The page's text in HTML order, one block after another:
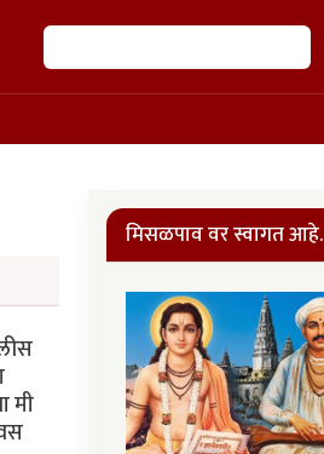
शोध
मी
मिसळपाव वर स्वागत आहे.